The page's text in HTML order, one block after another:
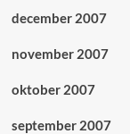
december 2007
november 2007
oktober 2007
september 2007